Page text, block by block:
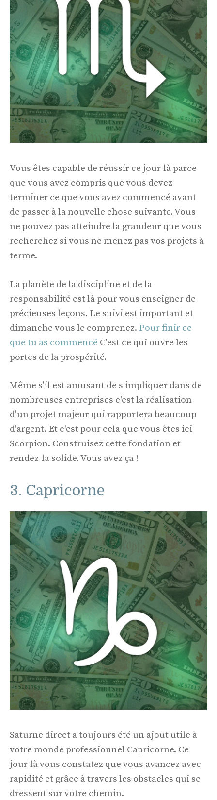
Vous êtes capable de réussir ce jour-là parce
que vous avez compris que vous devez
terminer ce que vous avez commencé avant
de passer à la nouvelle chose suivante. Vous
ne pouvez pas atteindre la grandeur que vous
recherchez si vous ne menez pas vos projets à
terme.
La planète de la discipline et de la
responsabilité est là pour vous enseigner de
précieuses leçons. Le suivi est important et
dimanche vous le comprenez. Pour finir ce
que tu as commencé C'est ce qui ouvre les
portes de la prospérité.
Même s'il est amusant de s'impliquer dans de
nombreuses entreprises c'est la réalisation
d'un projet majeur qui rapportera beaucoup
d'argent. Et c'est pour cela que vous êtes ici
Scorpion. Construisez cette fondation et
rendez-la solide. Vous avez ça !
3. Capricorne
Saturne direct a toujours été un ajout utile à
votre monde professionnel Capricorne. Ce
jour-là vous constatez que vous avancez avec
rapidité et grâce à travers les obstacles qui se
dressent sur votre chemin.